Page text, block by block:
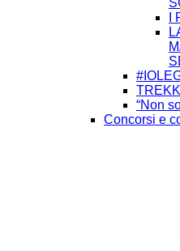
“Non
Concorsi e